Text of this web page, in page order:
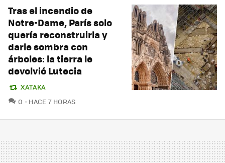
Tras el incendio de
Notre-Dame, París solo
quería reconstruirla y
darle sombra con
árboles: la tierra le
devolvió Lutecia
XATAKA
0 COMENTARIOS
HACE 7 HORAS